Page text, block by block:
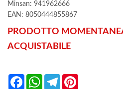
Minsan: 941962666
EAN: 8050444855867
PRODOTTO
ACQUISTABILE
FacebookWhatsAppTelegram